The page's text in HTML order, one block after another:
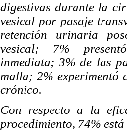
digestivas durante la
vesical por pasaje
retención urinaria
vesical; 7%
inmediata; 3% de las
malla; 2% experimentó
crónico.
Con respecto a la
procedimiento, 74%